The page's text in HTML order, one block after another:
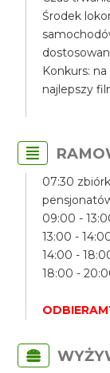
Środek
Konkurs:
najlepszy
07:30
09:00 -
13:00 -
14:00 -
18:00 -